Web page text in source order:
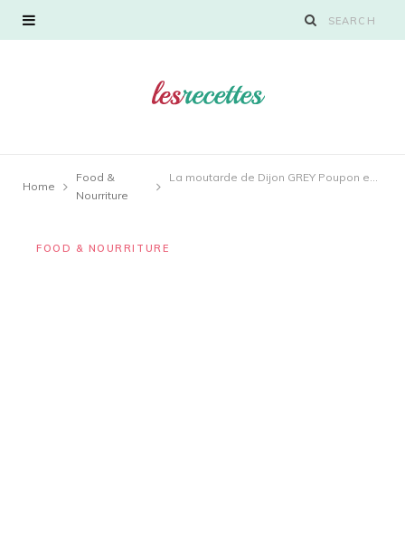
Home
Food &
Nourriture
La moutarde de Dijon GREY Poupon est-elle vegan ?
FOOD & NOURRITURE